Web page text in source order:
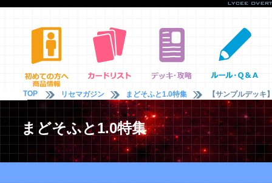
TOP リセマガジン まどそふと1.0特集 【サンプルデッキ
まどそふと1.0特集